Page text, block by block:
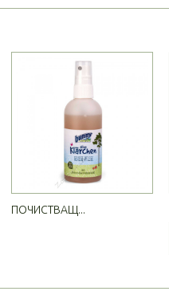
ПОЧИСТВАЩ...